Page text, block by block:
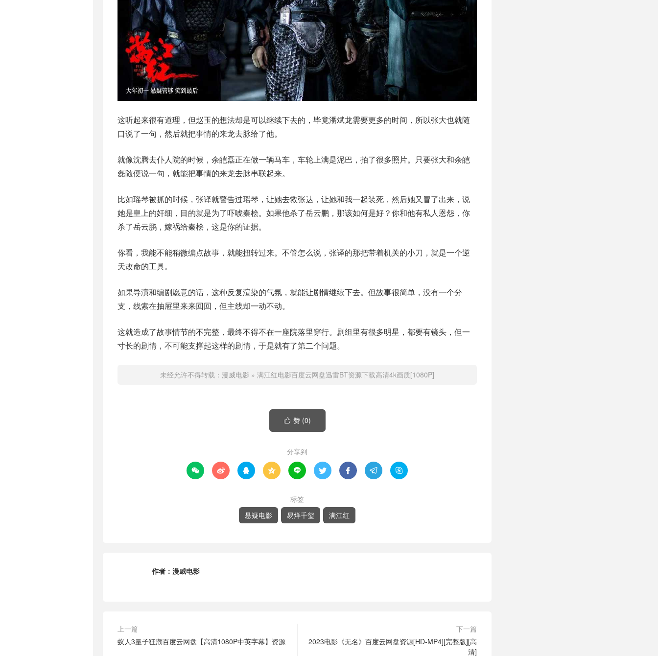
这听起来很有道理，但赵玉的想法却是可以继续下去的，毕竟潘斌龙需要更多的时间，所以张大也就随
口说了一句，然后就把事情的来龙去脉给了他。
就像沈腾去仆人院的时候，余皑磊正在做一辆马车，车轮上满是泥巴，拍了很多照片。只要张大和余皑
磊随便说一句，就能把事情的来龙去脉串联起来。
比如瑶琴被抓的时候，张译就警告过瑶琴，让她去救张达，让她和我一起装死，然后她又冒了出来，说
她是皇上的奸细，目的就是为了吓唬秦桧。如果他杀了岳云鹏，那该如何是好？你和他有私人恩怨，你
杀了岳云鹏，嫁祸给秦桧，这是你的证据。
你看，我能不能稍微编点故事，就能扭转过来。不管怎么说，张译的那把带着机关的小刀，就是一个逆
天改命的工具。
如果导演和编剧愿意的话，这种反复渲染的气氛，就能让剧情继续下去。但故事很简单，没有一个分
支，线索在抽屉里来来回回，但主线却一动不动。
这就造成了故事情节的不完整，最终不得不在一座院落里穿行。剧组里有很多明星，都要有镜头，但一
寸长的剧情，不可能支撑起这样的剧情，于是就有了第二个问题。
未经允许不得转载： 漫威电影 » 满江红电影百度云网盘迅雷BT资源下载高清4k画质[1080P]
 赞 (0)
分享到
        
标签
悬疑电影
易烊千玺 满江红
作者： 漫威电影
上一篇
蚁人3量子狂潮百度云网盘【高清1080P中英字幕】资源
下一篇
2023电影《无名》百度云网盘资源[HD-MP4][完整版][高
清]